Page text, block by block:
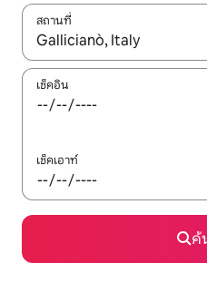
สถานที่
ใช้ลูกศรขึ้นลง หรือใช้การสัมผั
เช็คอิน
เช็คเอาท์
ค้